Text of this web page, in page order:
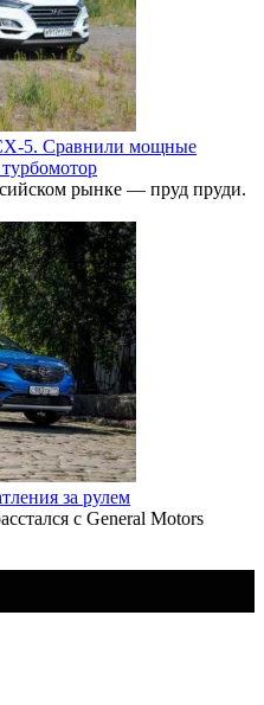
5. Сравнили мощные
рынке — пруд пруди.
за рулем
с General Motors